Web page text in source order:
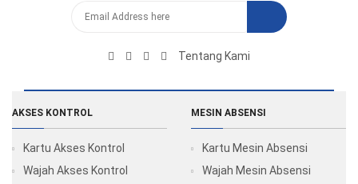
Tentang Kami
AKSES KONTROL
Kartu Akses Kontrol
Wajah Akses Kontrol
MESIN ABSENSI
Kartu Mesin Absensi
Wajah Mesin Absensi